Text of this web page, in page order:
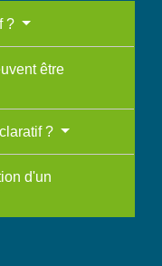
?
être
?
d'un